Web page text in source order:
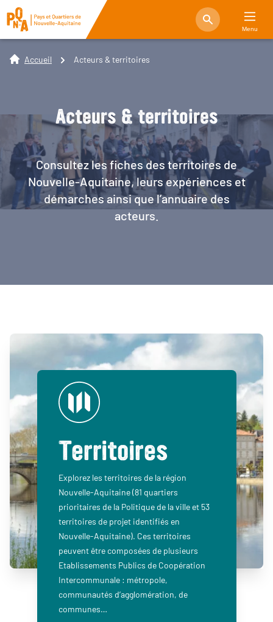
Menu
Accueil Acteurs & territoires
Acteurs & territoires
Consultez les fiches des territoires de
Nouvelle-Aquitaine, leurs expériences et
démarches ainsi que l’annuaire des
acteurs.
Territoires
Explorez les territoires de la région
Nouvelle-Aquitaine (81 quartiers
prioritaires de la Politique de la ville et 53
territoires de projet identifiés en
Nouvelle-Aquitaine). Ces territoires
peuvent être composées de plusieurs
Etablissements Publics de Coopération
Intercommunale : métropole,
communautés d’agglomération, de
communes…